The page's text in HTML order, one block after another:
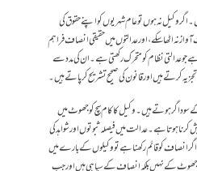
وکیل نہ ہوں تو عام شہریوں کو اپنے حقوق کی
نہ اٹھا سکے، اور عدالتوں میں حقیقی انصاف فراہم
جو عدالتی نظام کو متحرک رکھتی ہے۔ ان کی مدد سے
کرتے ہیں اور قانون کی صحیح تشریح کر پاتے ہیں۔
سوداگر ہوتے ہیں۔ وکیل کا کام سچ کو جھوٹ میں
کرنا ہوتا ہے۔ عدالت میں فیصلہ ثبوتوں اور شواہد کی
اگر انصاف کو قائم رکھنا ہے تو وکیلوں کے بارے میں
جھوٹ کے نہیں بلکہ انصاف کے سپاہی ہیں اور جب